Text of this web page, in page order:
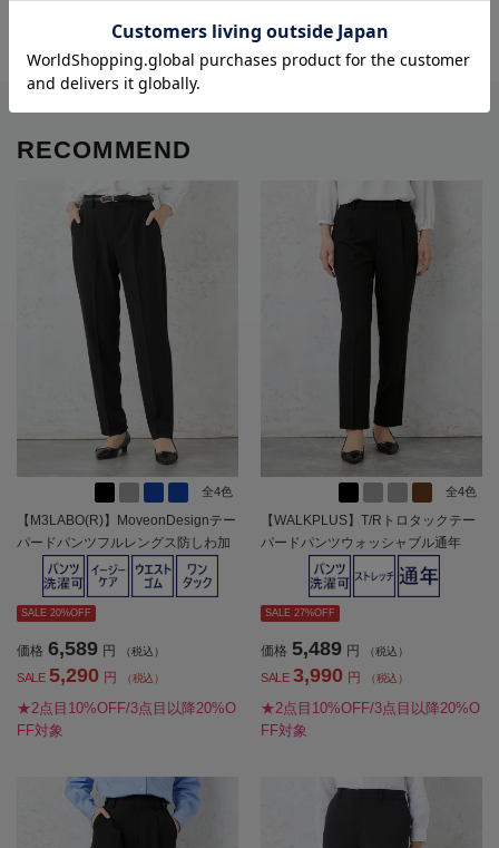
※クリックするとタグに関連した商品が表示されます。
RECOMMEND
全4色
【M3LABO(R)】MoveonDesignテー
パードパンツフルレングス防しわ加
工通年【レディース】
SALE 20%OFF
価格 6,589 円 （税込）
SALE 5,290 円 （税込）
★2点目10%OFF/3点目以降20%O
FF対象
全4色
【WALKPLUS】T/Rトロタックテー
パードパンツウォッシャブル通年
【レディース】
SALE 27%OFF
価格 5,489 円 （税込）
SALE 3,990 円 （税込）
★2点目10%OFF/3点目以降20%O
FF対象